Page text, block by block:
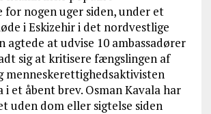
for nogen uger siden, under et
i Eskizehir i det nordvestlige
agtede at udvise 10 ambassadører
sig at kritisere fængslingen af
menneskerettighedsaktivisten
i et åbent brev. Osman Kavala har
uden dom eller sigtelse siden